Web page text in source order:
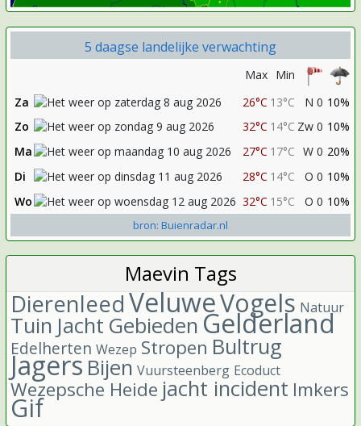
5 daagse landelijke verwachting
Max Min
Za
26°C 13°C N 0 10%
Zo
32°C 14°C Zw 0 10%
Ma
27°C 17°C W 0 20%
Di
28°C 14°C O 0 10%
Wo
32°C 15°C O 0 10%
bron: Buienradar.nl
Maevin Tags
DierenleedVeluweVogels Natuur
Tuin Jacht Gebieden Gelderland
Edelherten Wezep Stropen Bultrug
Jagers Bijen Vuursteenberg Ecoduct
Wezepsche Heide jacht incident Imkers
Gif